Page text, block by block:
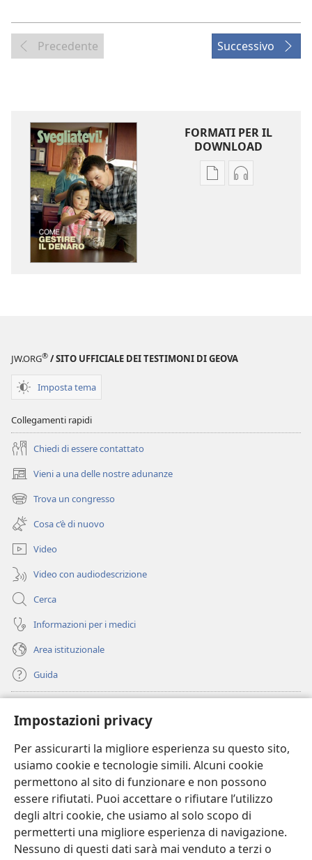
Impostazioni privacy
Per assicurarti la migliore esperienza su questo sito,
usiamo cookie e tecnologie simili. Alcuni cookie
permettono al sito di funzionare e non possono
essere rifiutati. Puoi accettare o rifiutare l’utilizzo
degli altri cookie, che usiamo al solo scopo di
permetterti una migliore esperienza di navigazione.
Nessuno di questi dati sarà mai venduto a terzi o
Precedente Successivo
FORMATI PER IL
DOWNLOAD
OpzioniOpzioni
JW.ORG® / SITO UFFICIALE DEI TESTIMONI DI GEOVA
Imposta tema
Collegamenti rapidi
Chiedi di essere contattato
Vieni a una delle nostre adunanze
(apre
una
nuova
finestra)
Trova un congresso
(apre
una
nuova
finestra)
Cosa c’è di nuovo
Video
Video con audiodescrizione
Cerca
Informazioni per i medici
Area istituzionale
Guida
(apre
una
nuova
finestra)
BIBLIOTECA ONLINE Watchtower
(apre
una
nuova
finestra)
JW Hub
(apre
una
nuova
finestra)
JW Library
Watchtower Library®